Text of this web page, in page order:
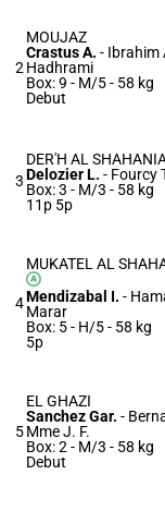
2
MOUJAZ
Crastus A. - Ibrahim
Hadhrami
Box: 9 - M/5 - 58 kg
Debut
3
DER'H AL
Delozier L. - Fourcy
Box: 3 - M/3 - 58 kg
11p 5p
4
MUKATEL AL
Mendizabal I. -
Marar
Box: 5 - H/5 - 58 kg
5p
5
EL GHAZI
Sanchez Gar. -
Mme J. F.
Box: 2 - M/3 - 58 kg
Debut